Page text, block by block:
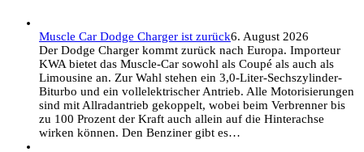
Muscle Car Dodge Charger ist zurück6. August 2026
Der Dodge Charger kommt zurück nach Europa. Importeur
KWA bietet das Muscle-Car sowohl als Coupé als auch als
Limousine an. Zur Wahl stehen ein 3,0-Liter-Sechszylinder-
Biturbo und ein vollelektrischer Antrieb. Alle Motorisierungen
sind mit Allradantrieb gekoppelt, wobei beim Verbrenner bis
zu 100 Prozent der Kraft auch allein auf die Hinterachse
wirken können. Den Benziner gibt es…